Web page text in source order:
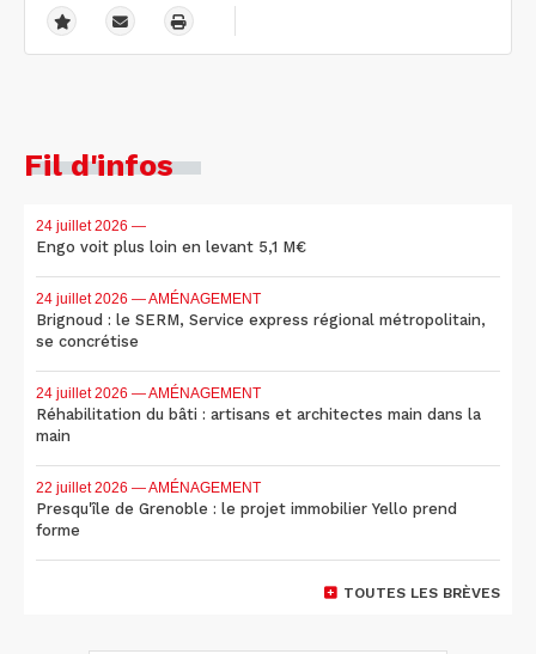
Fil d'infos
24 juillet 2026 —
Engo voit plus loin en levant 5,1 M€
24 juillet 2026 — AMÉNAGEMENT
Brignoud : le SERM, Service express régional métropolitain,
se concrétise
24 juillet 2026 — AMÉNAGEMENT
Réhabilitation du bâti : artisans et architectes main dans la
main
22 juillet 2026 — AMÉNAGEMENT
Presqu'île de Grenoble : le projet immobilier Yello prend
forme
TOUTES LES BRÈVES